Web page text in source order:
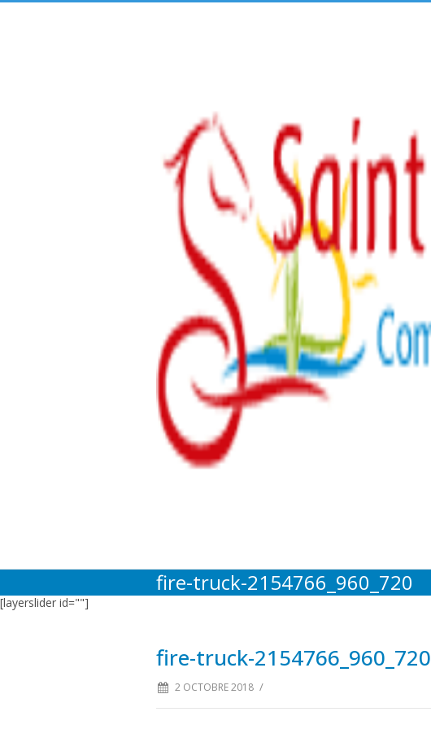
fire-truck-2154766_960_720
[layerslider id=""]
fire-truck-2154766_960_720
2 OCTOBRE 2018 /